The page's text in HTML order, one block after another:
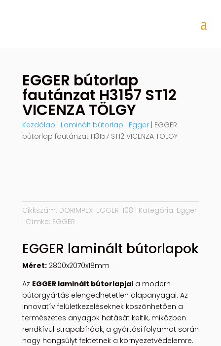
EGGER bútorlap
fautánzat H3157 ST12
VICENZA TÖLGY
Kezdőlap | Laminált bútorlap | Egger| EGGER
bútorlap fautánzat H3157 ST12 VICENZA TÖLGY
Cikkszám: DORIMPEX-EGGER-108 Kategória: Egger
Címke: EGGER
EGGER laminált bútorlapok
Méret:2800x2070x18mm
Az EGGER laminált bútorlapjaia modern
bútorgyártás elengedhetetlen alapanyagai. Az
innovatív felületkezeléseknek köszönhetően a
természetes anyagok hatását keltik, miközben
rendkívül strapabíróak, a gyártási folyamat során
nagy hangsúlyt fektetnek a környezetvédelemre.